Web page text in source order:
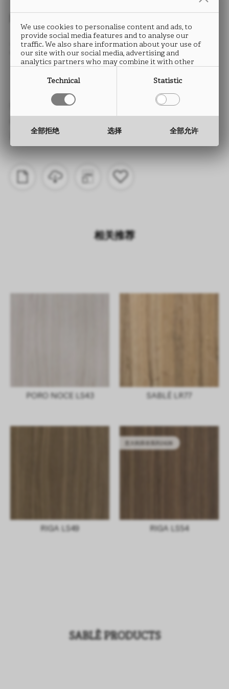
SABLÈ
LR71
类型： ABS封边条
厚度： 0.5 至 2.0 mm
相关推荐
PORO NOCE LS43 SABLÈ LR77
RIGA LS49 RIGA LS54
SABLÈ PRODUCTS
We use cookies to personalise content and ads, to
provide social media features and to analyse our
traffic. We also share information about your use of
our site with our social media, advertising and
analytics partners who may combine it with other
they have collected from your use of their services.
Technical Statistic
全部拒绝 选择 全部允许